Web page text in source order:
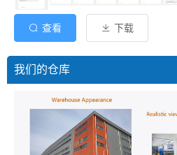
查看 下载
我们的仓库